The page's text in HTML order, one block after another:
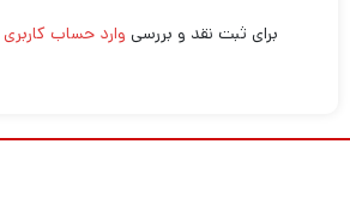
برای ثبت نقد و بررسی وارد حساب کاربری